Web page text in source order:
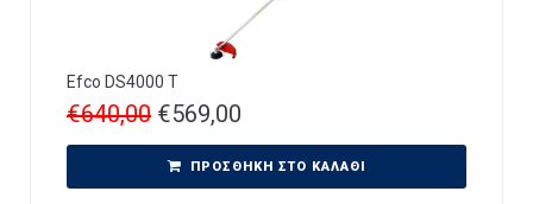
Efco DS4000 T
€640,00 €569,00
ΠΡΟΣΘΉΚΗ ΣΤΟ ΚΑΛΆΘΙ